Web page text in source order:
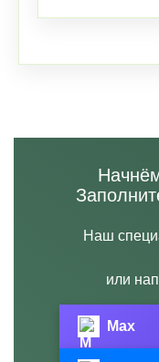
Наш
или
Max